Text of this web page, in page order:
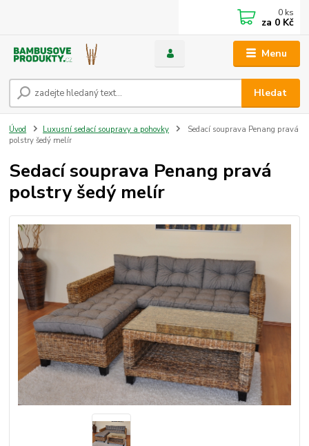
Menu
Hledat
0 ks
za 0 Kč
Úvod Luxusní sedací soupravy a pohovky
Sedací souprava Penang pravá
polstry šedý melír
Sedací souprava Penang pravá
polstry šedý melír